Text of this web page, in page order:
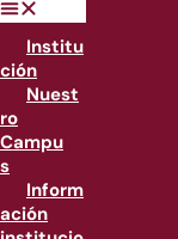
Institu
ción
Nuest
ro
Campu
s
Inform
ación